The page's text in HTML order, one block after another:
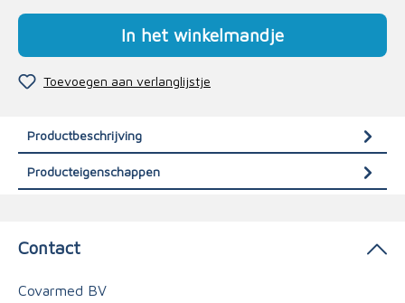
In het winkelmandje
Toevoegen aan verlanglijstje
Productbeschrijving
Producteigenschappen
Contact
Covarmed BV